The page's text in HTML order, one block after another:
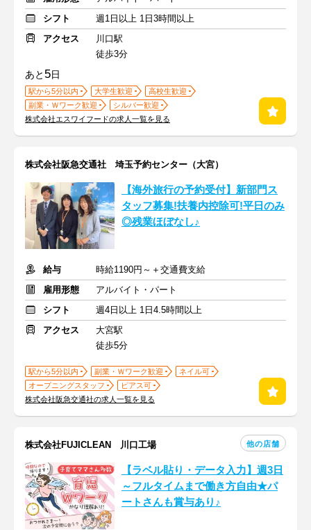
シフト
週1日以上 1日3時間以上
アクセス
川口駅
徒歩3分
あと 5日
駅から5分以内 大学生歓迎
高校生歓迎
副業・Ｗワーク歓迎
シルバー歓迎
株式会社エスワイフードの求人一覧を見る
株式会社阪急交通社 埼玉予約センター（大宮）
【海外旅行の予約受付】新部門ス
タッフ募集!扶養内控除可!平日のみ
◎残業ほぼなし♪
給与
時給1190円～＋交通費支給
雇用形態
アルバイト・パート
シフト
週4日以上 1日4.5時間以上
アクセス
大宮駅
徒歩5分
駅から5分以内 副業・Ｗワーク歓迎
ネイル可
オープニングスタッフ
ピアス可
株式会社阪急交通社の求人一覧を見る
株式会社FUJICLEAN 川口工場 他の店舗
【ラベル貼り・データ入力】週3日
～フルタイムまで働き方自由★パ
ートさんも賞与あり♪